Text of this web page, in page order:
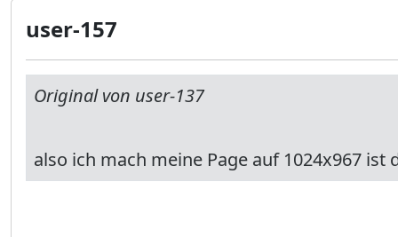
user-157
Original von user-137
also ich mach meine Page auf 1024x967